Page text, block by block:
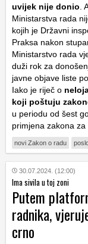
uvijek nije donio .
Ministarstva rada
kojih je Državni
Praksa nakon
Ministarstvo rada
duži rok za
javne objave liste
Iako je riječ o
koji poštuju
u periodu od šest
primjena zakona za
novi Zakon o radu
30.07.2024. (12:00)
Ima sivila u toj zoni
Putem
radnika,
crno